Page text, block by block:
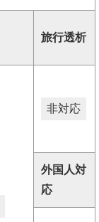
旅行透析
非対応
外国人対
応